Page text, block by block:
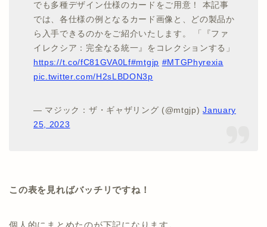
でも多種デザイン仕様のカードをご用意！ 本記事
では、各仕様の例となるカード画像と、どの製品か
ら入手できるのかをご紹介いたします。 「『ファ
イレクシア：完全なる統一』をコレクションする」
https://t.co/fC81GVA0Lf#mtgjp #MTGPhyrexia
pic.twitter.com/H2sLBDON3p
— マジック：ザ・ギャザリング (@mtgjp)January
25, 2023
この表を見ればバッチリですね！